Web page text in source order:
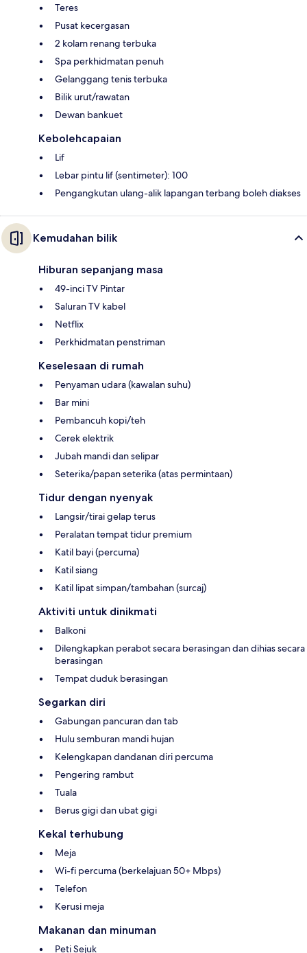
Teres
Pusat kecergasan
2 kolam renang terbuka
Spa perkhidmatan penuh
Gelanggang tenis terbuka
Bilik urut/rawatan
Dewan bankuet
Kebolehcapaian
Lif
Lebar pintu lif (sentimeter): 100
Pengangkutan ulang-alik lapangan terbang boleh diakses
Kemudahan bilik
Hiburan sepanjang masa
49-inci TV Pintar
Saluran TV kabel
Netflix
Perkhidmatan penstriman
Keselesaan di rumah
Penyaman udara (kawalan suhu)
Bar mini
Pembancuh kopi/teh
Cerek elektrik
Jubah mandi dan selipar
Seterika/papan seterika (atas permintaan)
Tidur dengan nyenyak
Langsir/tirai gelap terus
Peralatan tempat tidur premium
Katil bayi (percuma)
Katil siang
Katil lipat simpan/tambahan (surcaj)
Aktiviti untuk dinikmati
Balkoni
Dilengkapkan perabot secara berasingan dan dihias secara
berasingan
Tempat duduk berasingan
Segarkan diri
Gabungan pancuran dan tab
Hulu semburan mandi hujan
Kelengkapan dandanan diri percuma
Pengering rambut
Tuala
Berus gigi dan ubat gigi
Kekal terhubung
Meja
Wi-fi percuma (berkelajuan 50+ Mbps)
Telefon
Kerusi meja
Makanan dan minuman
Peti Sejuk